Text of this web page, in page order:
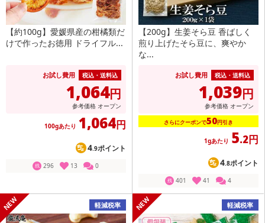
【約100g】愛媛県産の柑橘類だ
けで作ったお徳用 ドライフル...
お試し費用 税込・送料込
1,064円
参考価格 オープン
100gあたり 1,064円
4.9ポイント
残 296 13 0
【200g】生姜そら豆 香ばしく
煎り上げたそら豆に、爽やか
な...
お試し費用 税込・送料込
1,039円
参考価格 オープン
さらにクーポンで50円引き
1gあたり 5.2円
4.8ポイント
残 401 41 4
軽減税率 軽減税率